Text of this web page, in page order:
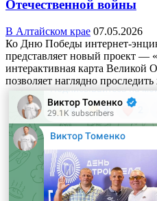
Отечественной войны
В Алтайском крае 07.05.2026
Ко Дню Победы интернет-
представляет новый проект
интерактивная карта Великой
позволяет наглядно